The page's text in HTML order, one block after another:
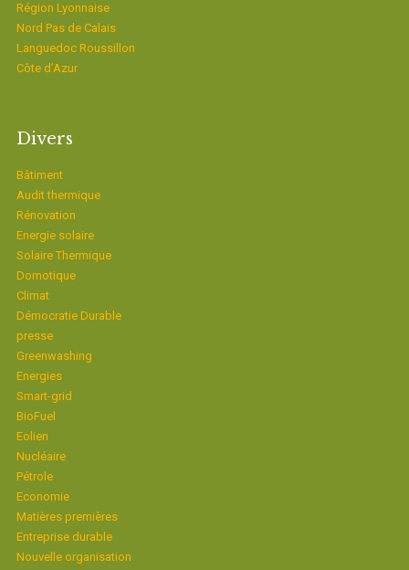
Région Lyonnaise
Nord Pas de Calais
Languedoc Roussillon
Côte d’Azur
Divers
Bâtiment
Audit thermique
Rénovation
Energie solaire
Solaire Thermique
Domotique
Climat
Démocratie Durable
presse
Greenwashing
Energies
Smart-grid
BioFuel
Eolien
Nucléaire
Pétrole
Economie
Matières premières
Entreprise durable
Nouvelle organisation